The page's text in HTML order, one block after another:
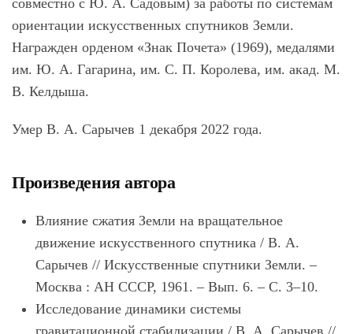
совместно с Ю. А. Садовым) за работы по системам
ориентации искусственных спутников Земли.
Награжден орденом «Знак Почета» (1969), медалями
им. Ю. А. Гагарина, им. С. П. Королева, им. акад. М.
В. Келдыша.
Умер В. А. Сарычев 1 декабря 2022 года.
Произведения автора
Влияние сжатия Земли на вращательное
движение искусственного спутника / В. А.
Сарычев // Искусственные спутники Земли. –
Москва : АН СССР, 1961. – Вып. 6. – С. 3–10.
Исследование динамики системы
гравитационной стабилизации / В. А. Сарычев //